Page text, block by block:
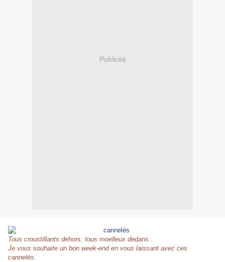
Publicité
Tous croustillants dehors, tous moelleux dedans..
Je vous souhaite un bon week-end en vous laissant avec ces
cannelés.